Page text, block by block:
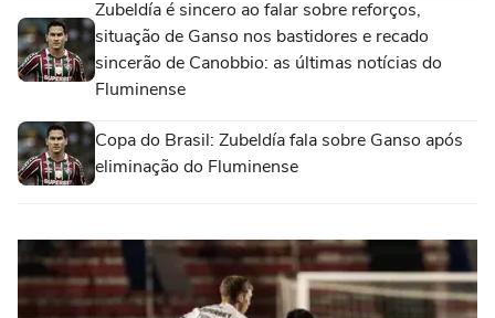
Zubeldía é sincero ao falar sobre reforços,
situação de Ganso nos bastidores e recado
sincerão de Canobbio: as últimas notícias do
Fluminense
Copa do Brasil: Zubeldía fala sobre Ganso após
eliminação do Fluminense